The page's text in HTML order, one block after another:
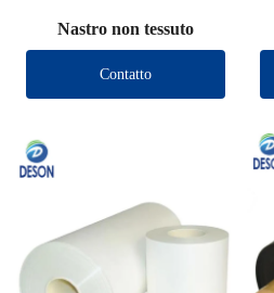
Nastro non tessuto
Contatto